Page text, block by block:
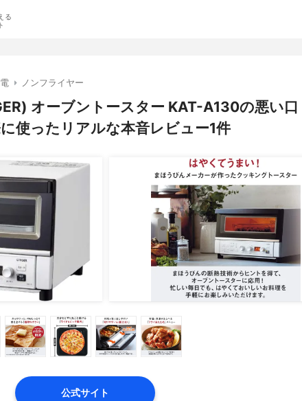
る
ノンフライヤー
オーブントースター KAT-A130の悪い口
使ったリアルな本音レビュー1件
公式サイト